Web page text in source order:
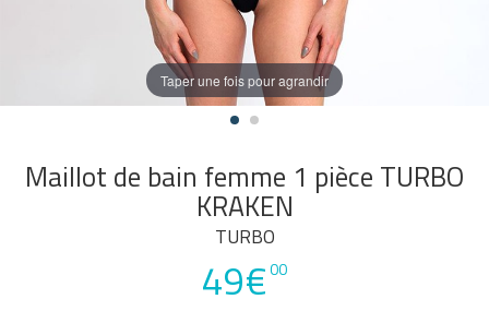
Taper une fois pour agrandir
Maillot de bain femme 1 pièce TURBO
KRAKEN
TURBO
49€00